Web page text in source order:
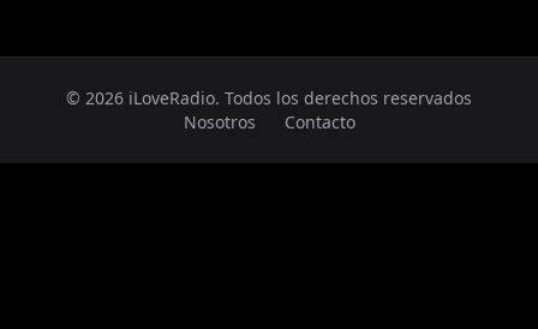
© 2026 iLoveRadio. Todos los derechos reservados
Nosotros
Contacto